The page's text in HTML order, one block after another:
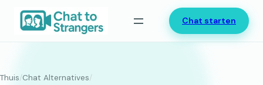
Chat starten
Thuis/Chat Alternatives/